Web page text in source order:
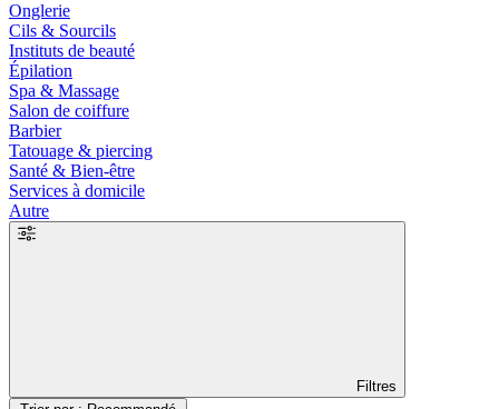
Onglerie
Cils & Sourcils
Instituts de beauté
Épilation
Spa & Massage
Salon de coiffure
Barbier
Tatouage & piercing
Santé & Bien-être
Services à domicile
Autre
Filtres